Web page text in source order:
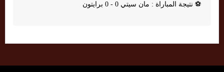
⚽ نتيجة المباراة : مان سيتي 0 - 0 برايتون